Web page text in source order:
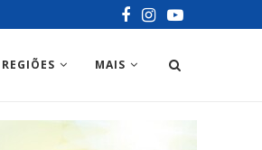
REGIÕES MAIS